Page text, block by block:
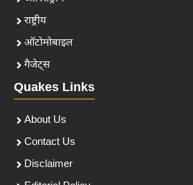
राष्ट्रीय
ऑटोमोबाइल
गैजेट्स
Quakes Links
About Us
Contact Us
Disclaimer